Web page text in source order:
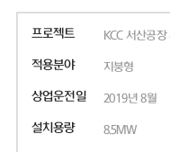
프로젝트 KCC 서산공
적용분야 지붕형
상업운전일 2019년 8월
설치용량 8.5MW